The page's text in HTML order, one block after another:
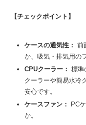
【チェックポイント】
ケースの通気性： 前
か、吸気・排気用の
CPUクーラー： 標準
クーラーや簡易水冷
安心です。
ケースファン：
PC
か。